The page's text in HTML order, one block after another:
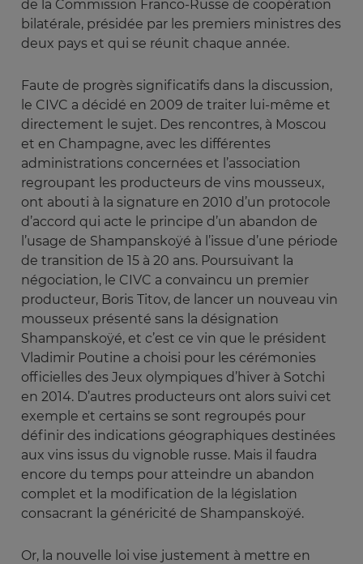
de la Commission Franco-Russe de coopération
bilatérale, présidée par les premiers ministres des
deux pays et qui se réunit chaque année.
Faute de progrès significatifs dans la discussion,
le CIVC a décidé en 2009 de traiter lui-même et
directement le sujet. Des rencontres, à Moscou
et en Champagne, avec les différentes
administrations concernées et l’association
regroupant les producteurs de vins mousseux,
ont abouti à la signature en 2010 d’un protocole
d’accord qui acte le principe d’un abandon de
l’usage de Shampanskoÿé à l’issue d’une période
de transition de 15 à 20 ans. Poursuivant la
négociation, le CIVC a convaincu un premier
producteur, Boris Titov, de lancer un nouveau vin
mousseux présenté sans la désignation
Shampanskoÿé, et c’est ce vin que le président
Vladimir Poutine a choisi pour les cérémonies
officielles des Jeux olympiques d’hiver à Sotchi
en 2014. D’autres producteurs ont alors suivi cet
exemple et certains se sont regroupés pour
définir des indications géographiques destinées
aux vins issus du vignoble russe. Mais il faudra
encore du temps pour atteindre un abandon
complet et la modification de la législation
consacrant la généricité de Shampanskoÿé.
Or, la nouvelle loi vise justement à mettre en